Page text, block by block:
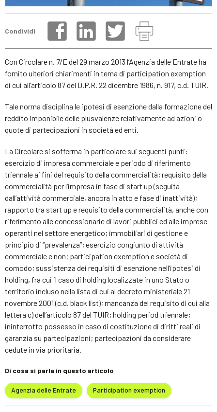
Condividi
Con Circolare n. 7/E del 29 marzo 2013 l’Agenzia delle Entrate ha
fornito ulteriori chiarimenti in tema di participation exemption
di cui all’articolo 87 del D.P.R. 22 dicembre 1986, n. 917, c.d. TUIR.
Tale norma disciplina le ipotesi di esenzione dalla formazione del
reddito imponibile delle plusvalenze relativamente ad azioni o
quote di partecipazioni in società ed enti.
La Circolare si sofferma in particolare sui seguenti punti:
esercizio di impresa commerciale e periodo di riferimento
triennale ai fini del requisito della commercialità; requisito della
commercialità per l’impresa in fase di start up (seguita
dall’attività commerciale, ancora in atto e fase di inattività);
rapporto tra start up e requisito della commercialità, anche con
riferimento alle concessionarie di lavori pubblici ed alle imprese
operanti nel settore energetico; immobiliari di gestione e
principio di “prevalenza”; esercizio congiunto di attività
commerciale e non; participation exemption e società di
comodo; sussistenza dei requisiti di esenzione nell’ipotesi di
holding, fra cui il caso di holding localizzate in uno Stato o
territorio incluso nella lista di cui al decreto ministeriale 21
novembre 2001 (c.d. black list); mancanza del requisito di cui alla
lettera c) dell’articolo 87 del TUIR; holding period triennale;
ininterrotto possesso in caso di costituzione di diritti reali di
garanzia su partecipazioni; partecipazioni da considerare
cedute in via prioritaria.
Di cosa si parla in questo articolo
Agenzia delle Entrate Participation exemption